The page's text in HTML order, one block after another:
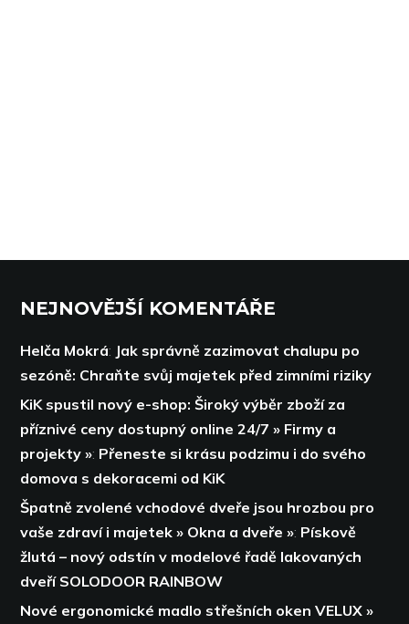
NEJNOVĚJŠÍ KOMENTÁŘE
Helča Mokrá: Jak správně zazimovat chalupu po
sezóně: Chraňte svůj majetek před zimními riziky
KiK spustil nový e-shop: Široký výběr zboží za
příznivé ceny dostupný online 24/7 » Firmy a
projekty »: Přeneste si krásu podzimu i do svého
domova s dekoracemi od KiK
Špatně zvolené vchodové dveře jsou hrozbou pro
vaše zdraví i majetek » Okna a dveře »: Pískově
žlutá – nový odstín v modelové řadě lakovaných
dveří SOLODOOR RAINBOW
Nové ergonomické madlo střešních oken VELUX »